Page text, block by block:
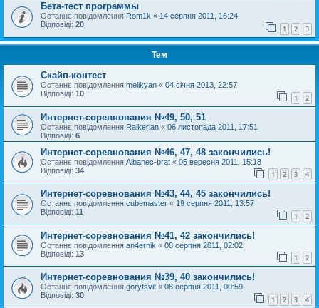
Бета-тест программы
Останнє повідомлення Rom1k « 14 серпня 2011, 16:24
Відповіді: 20 1 2 3
Тем
Скайп-контест
Останнє повідомлення melikyan « 04 січня 2013, 22:57
Відповіді: 10 1 2
Интернет-соревнования №49, 50, 51
Останнє повідомлення Raikerian « 06 листопада 2011, 17:51
Відповіді: 6
Интернет-соревнования №46, 47, 48 закончились!
Останнє повідомлення Albanec-brat « 05 вересня 2011, 15:18
Відповіді: 34 1 2 3 4
Интернет-соревнования №43, 44, 45 закончились!
Останнє повідомлення cubemaster « 19 серпня 2011, 13:57
Відповіді: 11 1 2
Интернет-соревнования №41, 42 закончились!
Останнє повідомлення an4ernik « 08 серпня 2011, 02:02
Відповіді: 13 1 2
Интернет-соревнования №39, 40 закончились!
Останнє повідомлення gorytsvit « 08 серпня 2011, 00:59
Відповіді: 30 1 2 3 4